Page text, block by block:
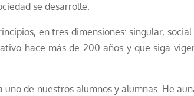
se desarrolle.
en tres dimensiones: singular,
hace más de 200 años y que siga
de nuestros alumnos y alumnas. He